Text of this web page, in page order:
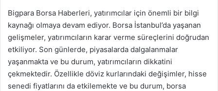
Bigpara Borsa Haberleri, yatırımcılar için önemli bir bilgi
kaynağı olmaya devam ediyor. Borsa İstanbul’da yaşanan
gelişmeler, yatırımcıların karar verme süreçlerini doğrudan
etkiliyor. Son günlerde, piyasalarda dalgalanmalar
yaşanmakta ve bu durum, yatırımcıların dikkatini
çekmektedir. Özellikle döviz kurlarındaki değişimler, hisse
senedi fiyatlarını da etkilemekte ve bu durum, borsa